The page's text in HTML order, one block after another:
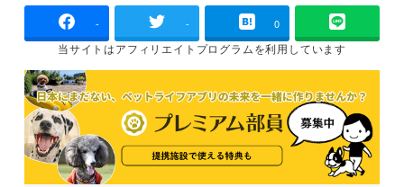
- - 0
当サイトはアフィリエイトプログラムを利用しています